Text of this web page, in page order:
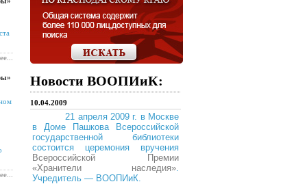
Новости ВООПИиК:
10.04.2009
21 апреля 2009 г. в Москве
в Доме Пашкова Всероссийской
государственной библиотеки
состоится церемония вручения
Всероссийской Премии
«Хранители наследия».
Учредитель — ВООПИиК.